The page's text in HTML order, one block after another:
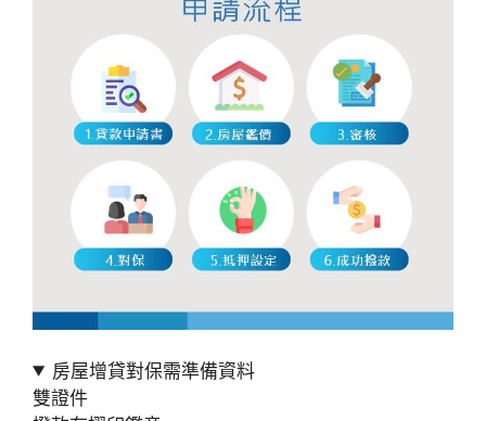
房屋增貸對保需準備資料
雙證件